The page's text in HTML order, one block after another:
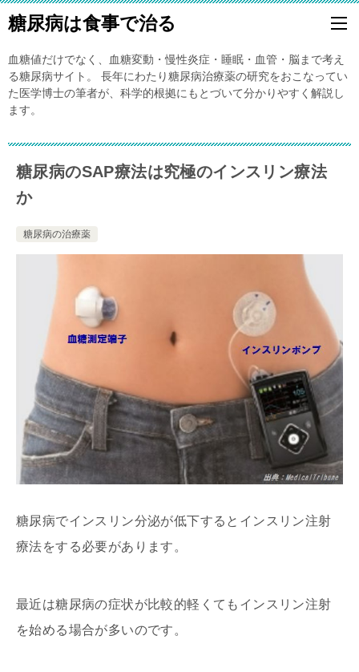
糖尿病は食事で治る
血糖値だけでなく、血糖変動・慢性炎症・睡眠・血管・脳まで考え
る糖尿病サイト。 長年にわたり糖尿病治療薬の研究をおこなってい
た医学博士の筆者が、科学的根拠にもとづいて分かりやすく解説し
ます。
糖尿病のSAP療法は究極のインスリン療法
か
糖尿病の治療薬
糖尿病でインスリン分泌が低下するとインスリン注射
療法をする必要があります。
最近は糖尿病の症状が比較的軽くてもインスリン注射
を始める場合が多いのです。